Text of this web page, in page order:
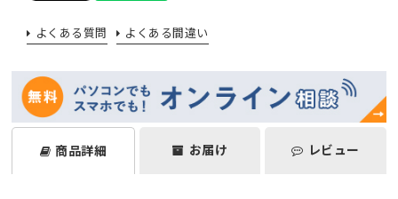
よくある質問 よくある間違い
商品詳細 お届け レビュー